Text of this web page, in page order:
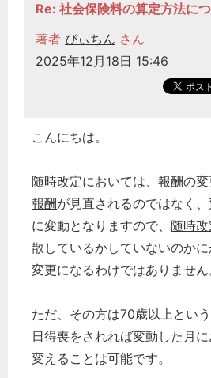
Re: 社会保険料の算定方法に
著者 ぴぃちん さん
2025年12月18日 15:46
こんにちは。
随時改定においては、 報酬の
報酬が見直されるのではなく
に変動となりますので、 随時改
散しているかしていないのか
変更になるわけではありません
ただ、その方は70歳以上という
日得喪をされれば変動した月
変えることは可能です。